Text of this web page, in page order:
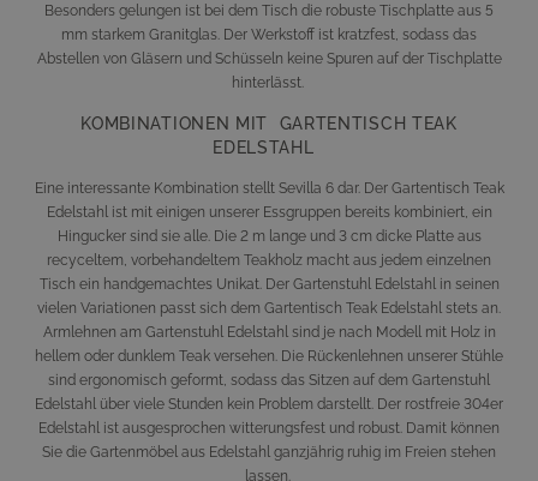
Besonders gelungen ist bei dem Tisch die robuste Tischplatte aus 5
mm starkem Granitglas. Der Werkstoff ist kratzfest, sodass das
Abstellen von Gläsern und Schüsseln keine Spuren auf der Tischplatte
hinterlässt.
KOMBINATIONEN MIT GARTENTISCH TEAK
EDELSTAHL
Eine interessante Kombination stellt Sevilla 6dar. Der Gartentisch Teak
Edelstahl ist mit einigen unserer Essgruppen bereits kombiniert, ein
Hingucker sind sie alle. Die 2 m lange und 3 cm dicke Platte aus
recyceltem, vorbehandeltem Teakholz macht aus jedem einzelnen
Tisch ein handgemachtes Unikat. DerGartenstuhl Edelstahl in seinen
vielen Variationen passt sich dem Gartentisch Teak Edelstahl stets an.
Armlehnen am Gartenstuhl Edelstahl sind je nach Modell mit Holz in
hellem oder dunklem Teak versehen. Die Rückenlehnen unserer Stühle
sind ergonomisch geformt, sodass das Sitzen auf dem Gartenstuhl
Edelstahl über viele Stunden kein Problem darstellt. Der rostfreie 304er
Edelstahl ist ausgesprochen witterungsfest und robust. Damit können
Sie die Gartenmöbel aus Edelstahl ganzjährig ruhig im Freien stehen
lassen.